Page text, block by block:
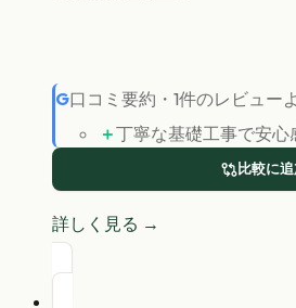
G口コミ要約 ・ 1件のレビュー
＋丁寧な基礎工事で安心
比較に
詳しく見る →